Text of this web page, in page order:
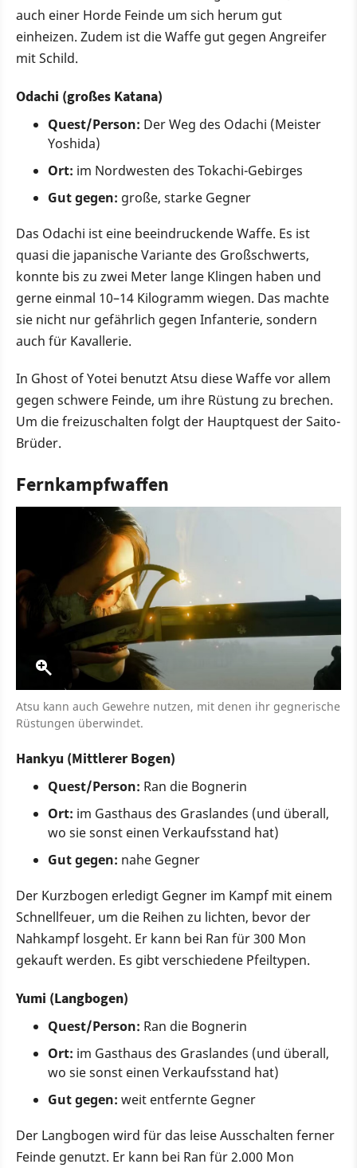
auch einer Horde Feinde um sich herum gut
einheizen. Zudem ist die Waffe gut gegen Angreifer
mit Schild.
Odachi (großes Katana)
Quest/Person: Der Weg des Odachi (Meister
Yoshida)
Ort: im Nordwesten des Tokachi-Gebirges
Gut gegen: große, starke Gegner
Das Odachi ist eine beeindruckende Waffe. Es ist
quasi die japanische Variante des Großschwerts,
konnte bis zu zwei Meter lange Klingen haben und
gerne einmal 10–14 Kilogramm wiegen. Das machte
sie nicht nur gefährlich gegen Infanterie, sondern
auch für Kavallerie.
In Ghost of Yotei benutzt Atsu diese Waffe vor allem
gegen schwere Feinde, um ihre Rüstung zu brechen.
Um die freizuschalten folgt der Hauptquest der Saito-
Brüder.
Fernkampfwaffen
Atsu kann auch Gewehre nutzen, mit denen ihr gegnerische
Rüstungen überwindet.
Hankyu (Mittlerer Bogen)
Quest/Person: Ran die Bognerin
Ort: im Gasthaus des Graslandes (und überall,
wo sie sonst einen Verkaufsstand hat)
Gut gegen: nahe Gegner
Der Kurzbogen erledigt Gegner im Kampf mit einem
Schnellfeuer, um die Reihen zu lichten, bevor der
Nahkampf losgeht. Er kann bei Ran für 300 Mon
gekauft werden. Es gibt verschiedene Pfeiltypen.
Yumi (Langbogen)
Quest/Person: Ran die Bognerin
Ort: im Gasthaus des Graslandes (und überall,
wo sie sonst einen Verkaufsstand hat)
Gut gegen: weit entfernte Gegner
Der Langbogen wird für das leise Ausschalten ferner
Feinde genutzt. Er kann bei Ran für 2.000 Mon